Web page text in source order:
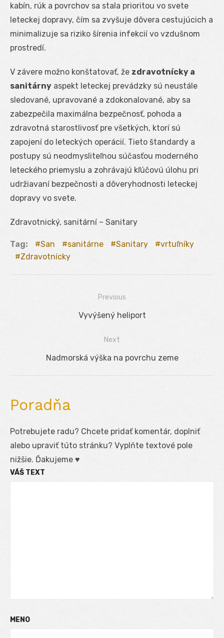
kabín, rúk a povrchov sa stala prioritou vo svete
leteckej dopravy, čím sa zvyšuje dôvera cestujúcich a
minimalizuje sa riziko šírenia infekcií vo vzdušnom
prostredí.
V závere možno konštatovať, že zdravotnícky a
sanitárny aspekt leteckej prevádzky sú neustále
sledované, upravované a zdokonalované, aby sa
zabezpečila maximálna bezpečnosť, pohoda a
zdravotná starostlivosť pre všetkých, ktorí sú
zapojení do leteckých operácií. Tieto štandardy a
postupy sú neodmysliteľnou súčasťou moderného
leteckého priemyslu a zohrávajú kľúčovú úlohu pri
udržiavaní bezpečnosti a dôveryhodnosti leteckej
dopravy vo svete.
Zdravotnický, sanitární – Sanitary
Tag: San sanitárne Sanitary
vrtuľníky
Zdravotnícky
Previous
Previous
Vyvýšený heliport
Next
Next
Nadmorská výška na povrchu zeme
Poradňa
Potrebujete radu? Chcete pridať komentár, doplniť
alebo upraviť túto stránku? Vyplňte textové pole
nižšie. Ďakujeme ♥
VÁŠ TEXT
MENO